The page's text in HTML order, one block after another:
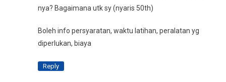
nya? Bagaimana utk sy (nyaris 50th)
Boleh info persyaratan, waktu latihan, peralatan yg
diperlukan, biaya
Reply